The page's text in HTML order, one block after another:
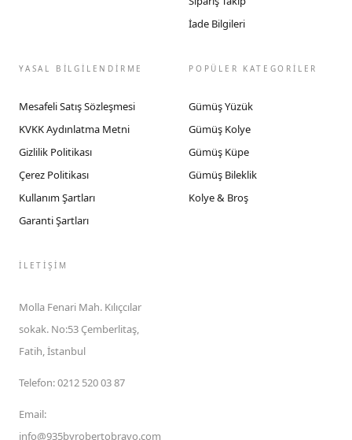
İade Bilgileri
YASAL BİLGİLENDİRME
Mesafeli Satış Sözleşmesi
KVKK Aydınlatma Metni
Gizlilik Politikası
Çerez Politikası
Kullanım Şartları
Garanti Şartları
POPÜLER KATEGORİLER
Gümüş Yüzük
Gümüş Kolye
Gümüş Küpe
Gümüş Bileklik
Kolye & Broş
İLETIŞIM
Molla Fenari Mah. Kılıçcılar
sokak. No:53 Çemberlitaş,
Fatih, İstanbul
Telefon:0212 520 03 87
Email:
info@935byrobertobravo.com